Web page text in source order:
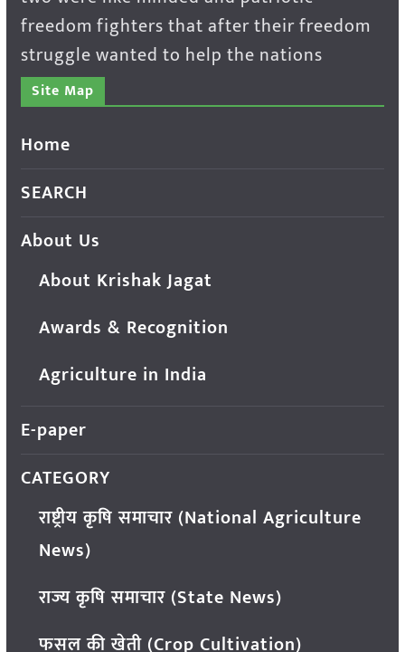
freedom fighters that after their freedom
struggle wanted to help the nations
Site Map
Home
SEARCH
About Us
About Krishak Jagat
Awards & Recognition
Agriculture in India
E-paper
CATEGORY
राष्ट्रीय कृषि समाचार (National Agriculture
News)
राज्य कृषि समाचार (State News)
फसल की खेती (Crop Cultivation)